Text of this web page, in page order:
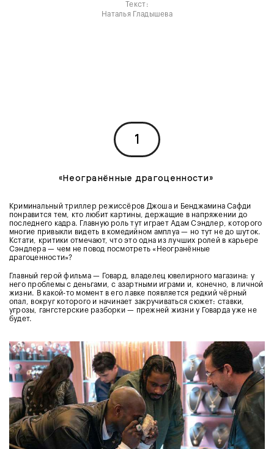
Текст:
Наталья Гладышева
1
«Неогранённые драгоценности»
Криминальный триллер режиссёров Джоша и Бенджамина Сафди
понравится тем, кто любит картины, держащие в напряжении до
последнего кадра. Главную роль тут играет Адам Сэндлер, которого
многие привыкли видеть в комедийном амплуа — но тут не до шуток.
Кстати, критики отмечают, что это одна из лучших ролей в карьере
Сэндлера — чем не повод посмотреть «Неогранённые
драгоценности»?
Главный герой фильма — Говард, владелец ювелирного магазина: у
него проблемы с деньгами, с азартными играми и, конечно, в личной
жизни. В какой-то момент в его лавке появляется редкий чёрный
опал, вокруг которого и начинает закручиваться сюжет: ставки,
угрозы, гангстерские разборки — прежней жизни у Говарда уже не
будет.